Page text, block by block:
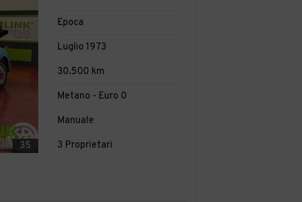
35
Epoca
Luglio 1973
30.500 km
Metano - Euro 0
Manuale
3 Proprietari